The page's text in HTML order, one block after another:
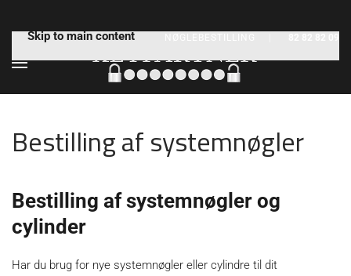
Skip to main content
Bestilling af systemnøgler
Bestilling af systemnøgler og
cylinder
Har du brug for nye systemnøgler eller cylindre til dit